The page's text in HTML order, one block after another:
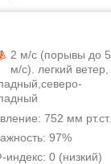
2 м/с (порывы до 5
м/с). легкий ветер,
752 мм рт.ст.
97%
индекс: 0 (низкий)